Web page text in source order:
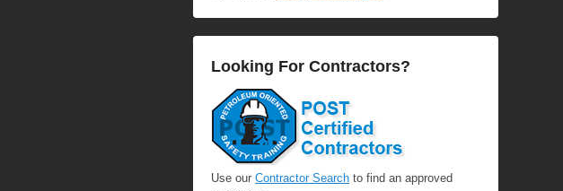
Looking For Contractors?
Use our Contractor Search to find an approved